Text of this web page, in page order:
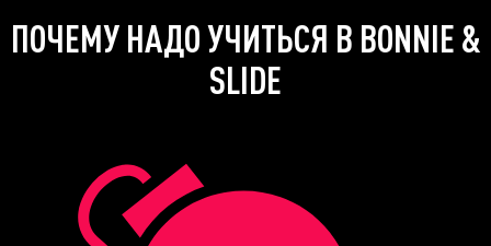
ПОЧЕМУ НАДО УЧИТЬСЯ В BONNIE &
SLIDE